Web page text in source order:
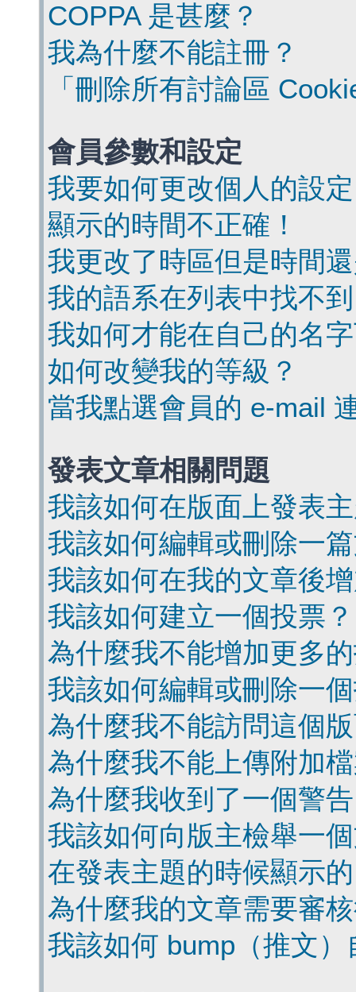
COPPA 是甚麼？
我為什麼不能註冊？
「刪除所有討論區
會員參數和設定
我要如何更改個人的設
顯示的時間不正確！
我更改了時區但是時間
我的語系在列表中找不
我如何才能在自己的名
如何改變我的等級？
當我點選會員的 e-mail
發表文章相關問題
我該如何在版面上發表
我該如何編輯或刪除一
我該如何在我的文章後
我該如何建立一個投票？
為什麼我不能增加更多
我該如何編輯或刪除一
為什麼我不能訪問這個
為什麼我不能上傳附加
為什麼我收到了一個警
我該如何向版主檢舉一
在發表主題的時候顯示
為什麼我的文章需要審
我該如何 bump（推文